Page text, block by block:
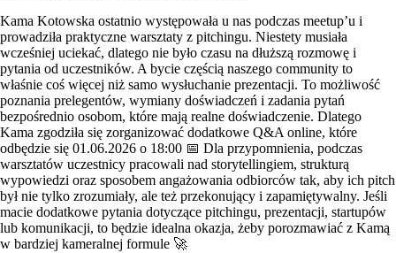
Kama Kotowska ostatnio występowała u nas podczas meetup’u i
prowadziła praktyczne warsztaty z pitchingu. Niestety musiała
wcześniej uciekać, dlatego nie było czasu na dłuższą rozmowę i
pytania od uczestników. A bycie częścią naszego community to
właśnie coś więcej niż samo wysłuchanie prezentacji. To możliwość
poznania prelegentów, wymiany doświadczeń i zadania pytań
bezpośrednio osobom, które mają realne doświadczenie. Dlatego
Kama zgodziła się zorganizować dodatkowe Q&A online, które
odbędzie się 01.06.2026 o 18:00 📅 Dla przypomnienia, podczas
warsztatów uczestnicy pracowali nad storytellingiem, strukturą
wypowiedzi oraz sposobem angażowania odbiorców tak, aby ich pitch
był nie tylko zrozumiały, ale też przekonujący i zapamiętywalny. Jeśli
macie dodatkowe pytania dotyczące pitchingu, prezentacji, startupów
lub komunikacji, to będzie idealna okazja, żeby porozmawiać z Kamą
w bardziej kameralnej formule 🚀